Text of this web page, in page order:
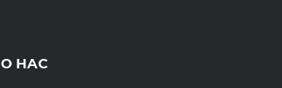
О НАС